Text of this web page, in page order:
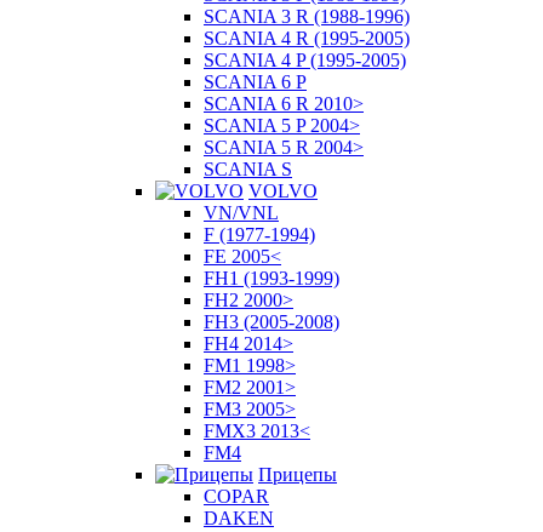
SCANIA 3 R (1988-1996)
SCANIA 4 R (1995-2005)
SCANIA 4 P (1995-2005)
SCANIA 6 P
SCANIA 6 R 2010>
SCANIA 5 P 2004>
SCANIA 5 R 2004>
SCANIA S
VOLVO
VN/VNL
F (1977-1994)
FE 2005<
FH1 (1993-1999)
FH2 2000>
FH3 (2005-2008)
FH4 2014>
FM1 1998>
FM2 2001>
FM3 2005>
FMX3 2013<
FM4
Прицепы
COPAR
DAKEN